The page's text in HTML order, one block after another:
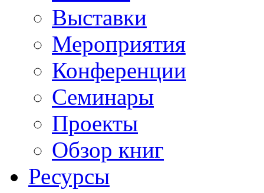
Выставки
Мероприятия
Конференции
Семинары
Проекты
Обзор книг
Ресурсы